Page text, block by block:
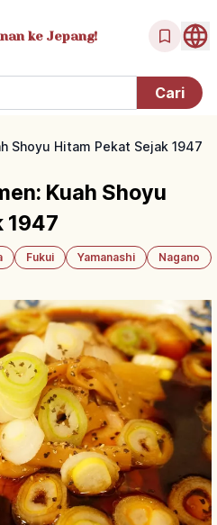
ke Jepang!
Shoyu Hitam Pekat Sejak 1947
Kuah Shoyu
1947
Fukui Yamanashi
Nagano